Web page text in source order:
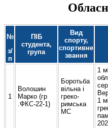
№
з/
п
ПІБ
студента,
група
Вид
спорту,
спортивне
звання
1
Волошин
Марко (гр
.ФКС-22-1)
Боротьба
вільна і
греко-
римська
МС
1
1